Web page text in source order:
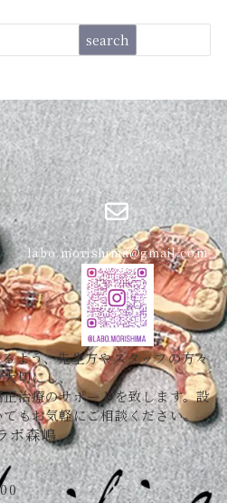
search
labo.morishima@gmail.com
よう、先生方やスタッフの方々
切にし、
治療のサポートを致します。設
もお気軽にご相談ください。
森嶋